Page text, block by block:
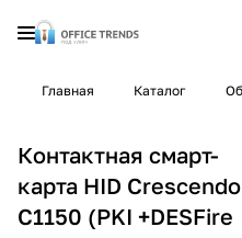
Главная Каталог
Контактная смарт-
карта HID Crescendo
C1150 (PKI +DESFire